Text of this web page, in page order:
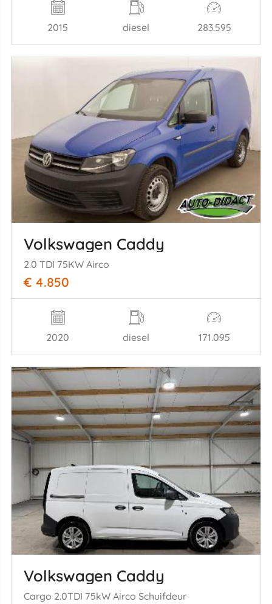
2015 diesel 283.595
Volkswagen Caddy
2.0 TDI 75KW Airco
€ 4.850
2020 diesel 171.095
Volkswagen Caddy
Cargo 2.0TDI 75kW Airco Schuifdeur